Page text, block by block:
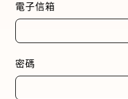
電子信箱
密碼